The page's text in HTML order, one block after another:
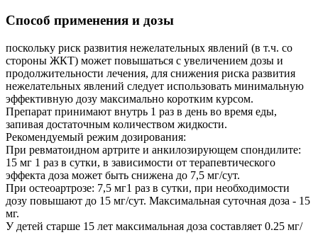
Способ применения и дозы
поскольку риск развития нежелательных явлений (в т.ч. со
стороны ЖКТ) может повышаться с увеличением дозы и
продолжительности лечения, для снижения риска развития
нежелательных явлений следует использовать минимальную
эффективную дозу максимально коротким курсом.
Препарат принимают внутрь 1 раз в день во время еды,
запивая достаточным количеством жидкости.
Рекомендуемый режим дозирования:
При ревматоидном артрите и анкилозирующем спондилите:
15 мг 1 раз в сутки, в зависимости от терапевтического
эффекта доза может быть снижена до 7,5 мг/сут.
При остеоартрозе: 7,5 мг1 раз в сутки, при необходимости
дозу повышают до 15 мг/сут. Максимальная суточная доза - 15
мг.
У детей старше 15 лет максимальная доза составляет 0.25 мг/